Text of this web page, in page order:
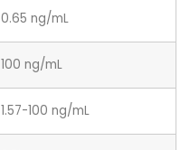
0.65 ng/mL
100 ng/mL
1.57-100 ng/mL